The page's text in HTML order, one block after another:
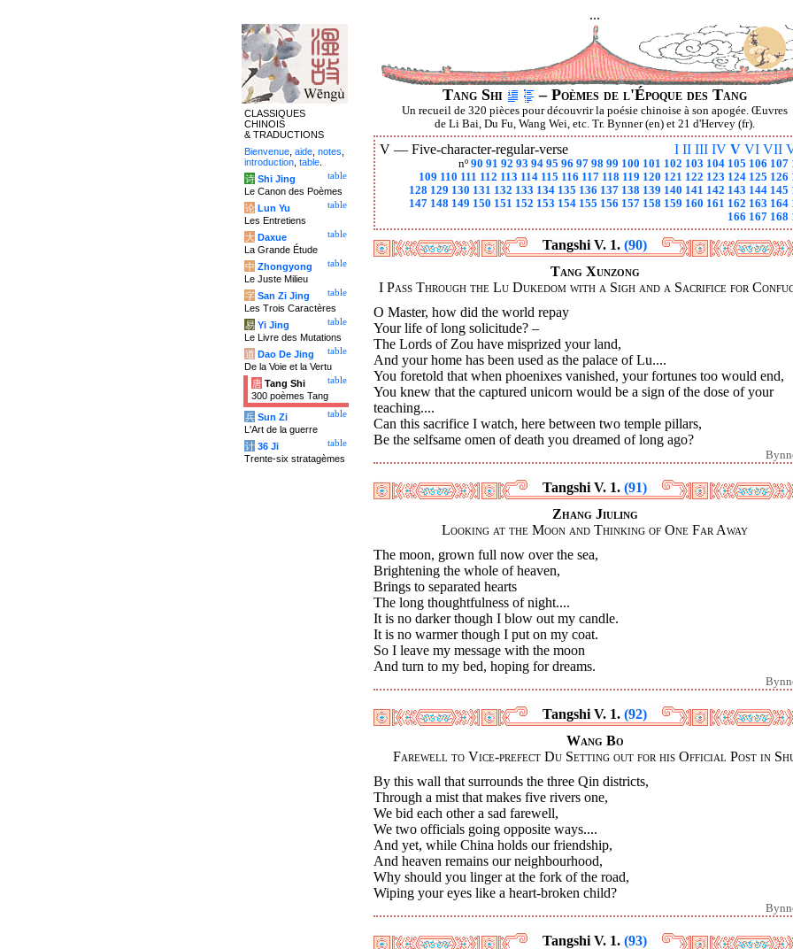
...
Tang Shi – Poèmes de l'Époque des Tang
Un recueil de 320 pièces pour découvrir la poésie chinoise à son apogée. Œuvres
de Li Bai, Du Fu, Wang Wei, etc. Tr. Bynner (en) et 21 d'Hervey (fr).
I II III IV V VI VII
V — Five-character-regular-verse
nº 90 91 92 93 94 95 96 97 98 99 100 101 102 103 104 105 106 107
109 110 111 112 113 114 115 116 117 118 119 120 121 122 123 124 125 126
128 129 130 131 132 133 134 135 136 137 138 139 140 141 142 143 144 145
147 148 149 150 151 152 153 154 155 156 157 158 159 160 161 162 163 164
166 167 168
Tangshi V. 1. (90)
Tang Xunzong
I Pass Through the Lu Dukedom with a Sigh and a Sacrifice for
O Master, how did the world repay
Your life of long solicitude? –
The Lords of Zou have misprized your land,
And your home has been used as the palace of Lu....
You foretold that when phoenixes vanished, your fortunes too would end,
You knew that the captured unicorn would be a sign of the dose of your
teaching....
Can this sacrifice I watch, here between two temple pillars,
Be the selfsame omen of death you dreamed of long ago?
Tangshi V. 1. (91)
Zhang Jiuling
Looking at the Moon and Thinking of One Far Away
The moon, grown full now over the sea,
Brightening the whole of heaven,
Brings to separated hearts
The long thoughtfulness of night....
It is no darker though I blow out my candle.
It is no warmer though I put on my coat.
So I leave my message with the moon
And turn to my bed, hoping for dreams.
Tangshi V. 1. (92)
Wang Bo
Farewell to Vice-prefect Du Setting out for his Official Post in
By this wall that surrounds the three Qin districts,
Through a mist that makes five rivers one,
We bid each other a sad farewell,
We two officials going opposite ways....
And yet, while China holds our friendship,
And heaven remains our neighbourhood,
Why should you linger at the fork of the road,
Wiping your eyes like a heart-broken child?
Tangshi V. 1. (93)
CLASSIQUES
CHINOIS
& TRADUCTIONS
Bienvenue aide notes
introduction table
table
诗 Shi Jing
Le Canon des Poèmes
table
论 Lun Yu
Les Entretiens
table
大 Daxue
La Grande Étude
table
中 Zhongyong
Le Juste Milieu
table
字 San Zi Jing
Les Trois Caractères
table
易 Yi Jing
Le Livre des Mutations
table
道 Dao De Jing
De la Voie et la Vertu
table
唐 Tang Shi
300 poèmes Tang
table
兵 Sun Zi
L'Art de la guerre
table
计 36 Ji
Trente-six stratagèmes